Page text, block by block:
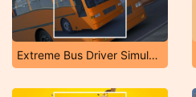
Extreme Bus Driver Simulator